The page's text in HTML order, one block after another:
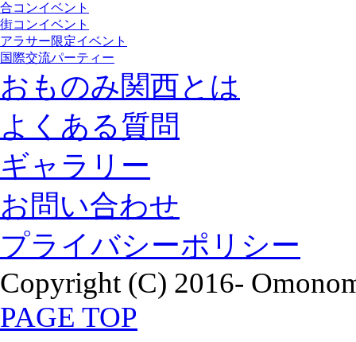
合コンイベント
街コンイベント
アラサー限定イベント
国際交流パーティー
おものみ関西とは
よくある質問
ギャラリー
お問い合わせ
プライバシーポリシー
Copyright (C) 2016-
PAGE TOP